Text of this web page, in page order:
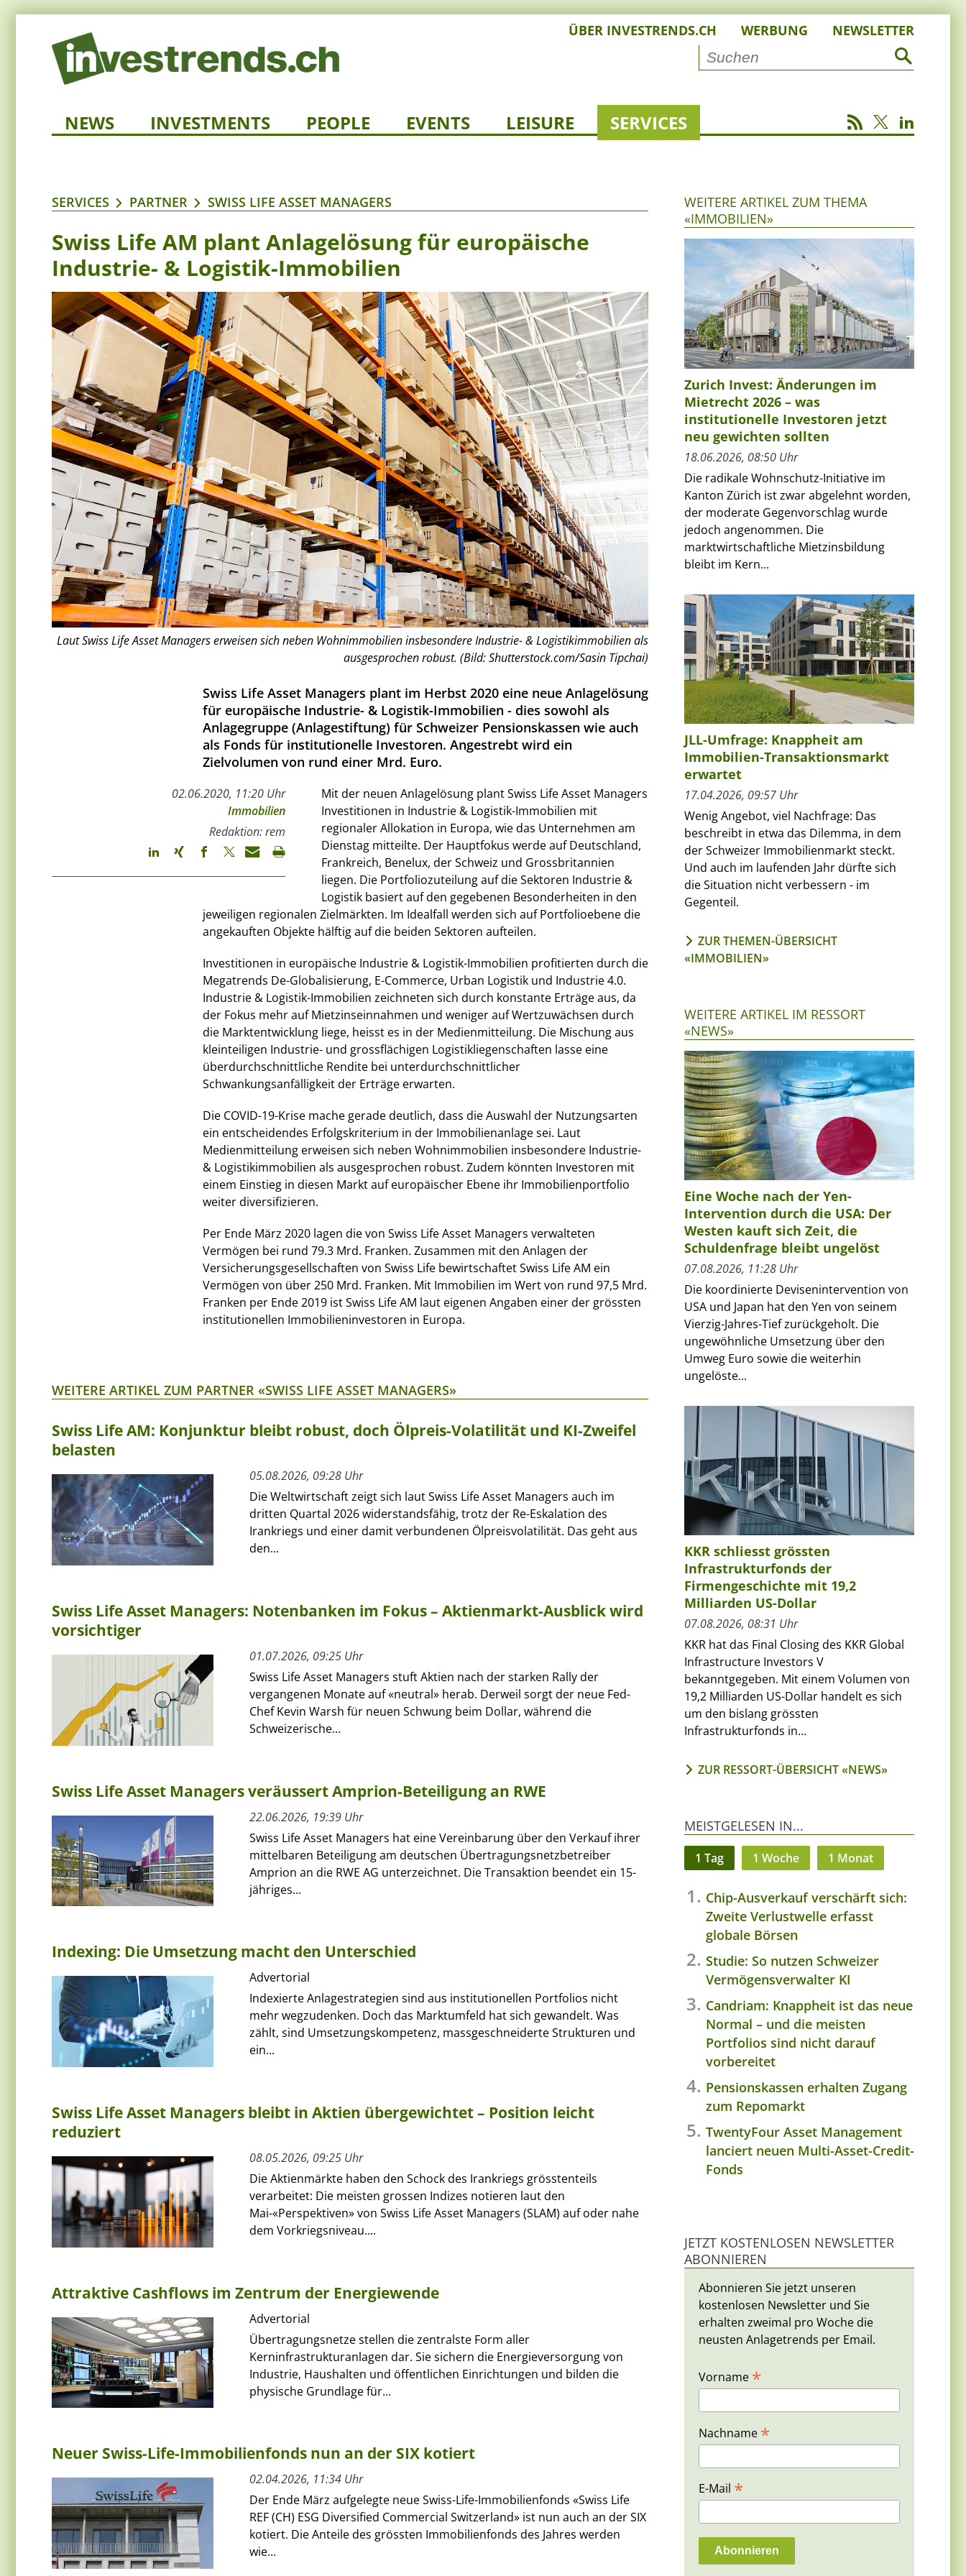
ÜBER INVESTRENDS.CH WERBUNG NEWSLETTER
NEWS INVESTMENTS PEOPLE EVENTS LEISURE SERVICES
SERVICES PARTNER SWISS LIFE ASSET MANAGERS
Swiss Life AM plant Anlagelösung für europäische
Industrie- & Logistik-Immobilien
Laut Swiss Life Asset Managers erweisen sich neben Wohnimmobilien insbesondere Industrie- & Logistikimmobilien als
ausgesprochen robust. (Bild: Shutterstock.com/Sasin Tipchai)
Swiss Life Asset Managers plant im Herbst 2020 eine neue Anlagelösung
für europäische Industrie- & Logistik-Immobilien - dies sowohl als
Anlagegruppe (Anlagestiftung) für Schweizer Pensionskassen wie auch
als Fonds für institutionelle Investoren. Angestrebt wird ein
Zielvolumen von rund einer Mrd. Euro.
02.06.2020, 11:20 Uhr
Immobilien
Redaktion: rem
Mit der neuen Anlagelösung plant Swiss Life Asset Managers
Investitionen in Industrie & Logistik-Immobilien mit
regionaler Allokation in Europa, wie das Unternehmen am
Dienstag mitteilte. Der Hauptfokus werde auf Deutschland,
Frankreich, Benelux, der Schweiz und Grossbritannien
liegen. Die Portfoliozuteilung auf die Sektoren Industrie &
Logistik basiert auf den gegebenen Besonderheiten in den
jeweiligen regionalen Zielmärkten. Im Idealfall werden sich auf Portfolioebene die
angekauften Objekte hälftig auf die beiden Sektoren aufteilen.
Investitionen in europäische Industrie & Logistik-Immobilien profitierten durch die
Megatrends De-Globalisierung, E-Commerce, Urban Logistik und Industrie 4.0.
Industrie & Logistik-Immobilien zeichneten sich durch konstante Erträge aus, da
der Fokus mehr auf Mietzinseinnahmen und weniger auf Wertzuwächsen durch
die Marktentwicklung liege, heisst es in der Medienmitteilung. Die Mischung aus
kleinteiligen Industrie- und grossflächigen Logistikliegenschaften lasse eine
überdurchschnittliche Rendite bei unterdurchschnittlicher
Schwankungsanfälligkeit der Erträge erwarten.
Die COVID-19-Krise mache gerade deutlich, dass die Auswahl der Nutzungsarten
ein entscheidendes Erfolgskriterium in der Immobilienanlage sei. Laut
Medienmitteilung erweisen sich neben Wohnimmobilien insbesondere Industrie-
& Logistikimmobilien als ausgesprochen robust. Zudem könnten Investoren mit
einem Einstieg in diesen Markt auf europäischer Ebene ihr Immobilienportfolio
weiter diversifizieren.
Per Ende März 2020 lagen die von Swiss Life Asset Managers verwalteten
Vermögen bei rund 79.3 Mrd. Franken. Zusammen mit den Anlagen der
Versicherungsgesellschaften von Swiss Life bewirtschaftet Swiss Life AM ein
Vermögen von über 250 Mrd. Franken. Mit Immobilien im Wert von rund 97,5 Mrd.
Franken per Ende 2019 ist Swiss Life AM laut eigenen Angaben einer der grössten
institutionellen Immobilieninvestoren in Europa.
WEITERE ARTIKEL ZUM PARTNER «SWISS LIFE ASSET MANAGERS»
Swiss Life AM: Konjunktur bleibt robust, doch Ölpreis-Volatilität und KI-Zweifel
belasten
05.08.2026, 09:28 Uhr
Die Weltwirtschaft zeigt sich laut Swiss Life Asset Managers auch im
dritten Quartal 2026 widerstandsfähig, trotz der Re-Eskalation des
Irankriegs und einer damit verbundenen Ölpreisvolatilität. Das geht aus
den...
Swiss Life Asset Managers: Notenbanken im Fokus – Aktienmarkt-Ausblick wird
vorsichtiger
01.07.2026, 09:25 Uhr
Swiss Life Asset Managers stuft Aktien nach der starken Rally der
vergangenen Monate auf «neutral» herab. Derweil sorgt der neue Fed-
Chef Kevin Warsh für neuen Schwung beim Dollar, während die
Schweizerische...
Swiss Life Asset Managers veräussert Amprion-Beteiligung an RWE
22.06.2026, 19:39 Uhr
Swiss Life Asset Managers hat eine Vereinbarung über den Verkauf ihrer
mittelbaren Beteiligung am deutschen Übertragungsnetzbetreiber
Amprion an die RWE AG unterzeichnet. Die Transaktion beendet ein 15-
jähriges...
Indexing: Die Umsetzung macht den Unterschied
Advertorial
Indexierte Anlagestrategien sind aus institutionellen Portfolios nicht
mehr wegzudenken. Doch das Marktumfeld hat sich gewandelt. Was
zählt, sind Umsetzungskompetenz, massgeschneiderte Strukturen und
ein...
Swiss Life Asset Managers bleibt in Aktien übergewichtet – Position leicht
reduziert
08.05.2026, 09:25 Uhr
Die Aktienmärkte haben den Schock des Irankriegs grösstenteils
verarbeitet: Die meisten grossen Indizes notieren laut den
Mai-«Perspektiven» von Swiss Life Asset Managers (SLAM) auf oder nahe
dem Vorkriegsniveau....
Attraktive Cashflows im Zentrum der Energiewende
Advertorial
Übertragungsnetze stellen die zentralste Form aller
Kerninfrastrukturanlagen dar. Sie sichern die Energieversorgung von
Industrie, Haushalten und öffentlichen Einrichtungen und bilden die
physische Grundlage für...
Neuer Swiss-Life-Immobilienfonds nun an der SIX kotiert
02.04.2026, 11:34 Uhr
Der Ende März aufgelegte neue Swiss-Life-Immobilienfonds «Swiss Life
REF (CH) ESG Diversified Commercial Switzerland» ist nun auch an der SIX
kotiert. Die Anteile des grössten Immobilienfonds des Jahres werden
wie...
WEITERE ARTIKEL ZUM THEMA
«IMMOBILIEN»
Zurich Invest: Änderungen im
Mietrecht 2026 – was
institutionelle Investoren jetzt
neu gewichten sollten
18.06.2026, 08:50 Uhr
Die radikale Wohnschutz-Initiative im
Kanton Zürich ist zwar abgelehnt worden,
der moderate Gegenvorschlag wurde
jedoch angenommen. Die
marktwirtschaftliche Mietzinsbildung
bleibt im Kern...
JLL-Umfrage: Knappheit am
Immobilien-Transaktionsmarkt
erwartet
17.04.2026, 09:57 Uhr
Wenig Angebot, viel Nachfrage: Das
beschreibt in etwa das Dilemma, in dem
der Schweizer Immobilienmarkt steckt.
Und auch im laufenden Jahr dürfte sich
die Situation nicht verbessern - im
Gegenteil.
ZUR THEMEN-ÜBERSICHT
«IMMOBILIEN»
WEITERE ARTIKEL IM RESSORT
«NEWS»
Eine Woche nach der Yen-
Intervention durch die USA: Der
Westen kauft sich Zeit, die
Schuldenfrage bleibt ungelöst
07.08.2026, 11:28 Uhr
Die koordinierte Devisenintervention von
USA und Japan hat den Yen von seinem
Vierzig-Jahres-Tief zurückgeholt. Die
ungewöhnliche Umsetzung über den
Umweg Euro sowie die weiterhin
ungelöste...
KKR schliesst grössten
Infrastrukturfonds der
Firmengeschichte mit 19,2
Milliarden US-Dollar
07.08.2026, 08:31 Uhr
KKR hat das Final Closing des KKR Global
Infrastructure Investors V
bekanntgegeben. Mit einem Volumen von
19,2 Milliarden US-Dollar handelt es sich
um den bislang grössten
Infrastrukturfonds in...
ZUR RESSORT-ÜBERSICHT «NEWS»
MEISTGELESEN IN...
1 Tag 1 Woche 1 Monat
Chip-Ausverkauf verschärft sich:
Zweite Verlustwelle erfasst
globale Börsen
Studie: So nutzen Schweizer
Vermögensverwalter KI
Candriam: Knappheit ist das neue
Normal – und die meisten
Portfolios sind nicht darauf
vorbereitet
Pensionskassen erhalten Zugang
zum Repomarkt
TwentyFour Asset Management
lanciert neuen Multi-Asset-Credit-
Fonds
JETZT KOSTENLOSEN NEWSLETTER
ABONNIEREN
Abonnieren Sie jetzt unseren
kostenlosen Newsletter und Sie
erhalten zweimal pro Woche die
neusten Anlagetrends per Email.
Vorname *
Nachname *
E-Mail *